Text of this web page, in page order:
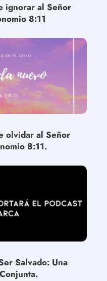
ignorar al Señor
8:11
olvidar al Señor
8:11.
Salvado: Una